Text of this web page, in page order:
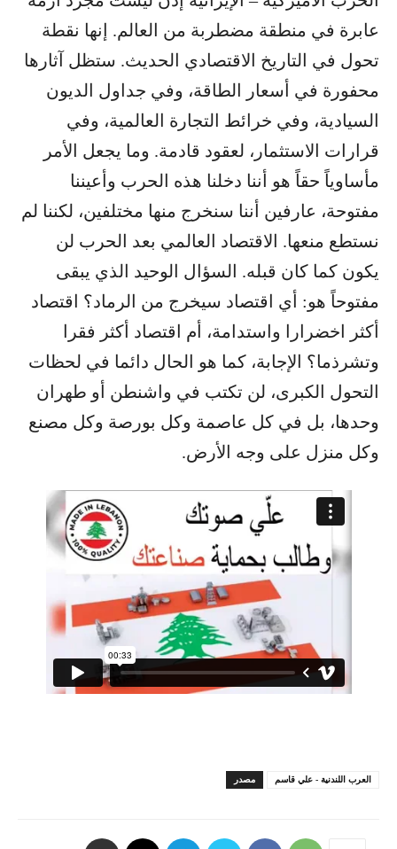
عابرة في منطقة مضطربة من العالم. إنها نقطة
تحول في التاريخ الاقتصادي الحديث. ستظل آثارها
محفورة في أسعار الطاقة، وفي جداول الديون
السيادية، وفي خرائط التجارة العالمية، وفي
قرارات الاستثمار، لعقود قادمة. وما يجعل الأمر
مأساوياً حقاً هو أننا دخلنا هذه الحرب وأعيننا
مفتوحة، عارفين أننا سنخرج منها مختلفين، لكننا لم
نستطع منعها. الاقتصاد العالمي بعد الحرب لن
يكون كما كان قبله. السؤال الوحيد الذي يبقى
مفتوحاً هو: أي اقتصاد سيخرج من الرماد؟ اقتصاد
أكثر اخضرارا واستدامة، أم اقتصاد أكثر فقرا
وتشرذما؟ الإجابة، كما هو الحال دائما في لحظات
التحول الكبرى، لن تكتب في واشنطن أو طهران
وحدها، بل في كل عاصمة وكل بورصة وكل مصنع
وكل منزل على وجه الأرض.
مصدر العرب اللندنية - علي قاسم